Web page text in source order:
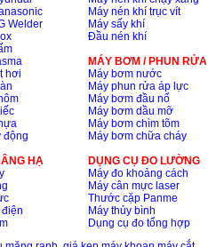
Welder
hơi
động
HẠ
Máy nén khí trục vít
Máy sấy khí
Đầu nén khí
MÁY BƠM / PHUN RỬA
Máy bơm nước
Máy phun rửa áp lực
Máy bơm đầu nổ
Máy bơm dầu mỡ
Máy bơm chìm tõm
Máy bơm chữa cháy
DỤNG CỤ ĐO LƯỜNG
Máy đo khoảng cách
Máy cân mực laser
Thước cặp Panme
Máy thủy bình
Dụng cụ đo tổng hợp